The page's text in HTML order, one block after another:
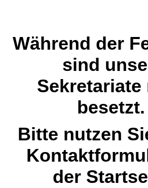
Während der
sind
besetzt.
Bitte nutzen
der